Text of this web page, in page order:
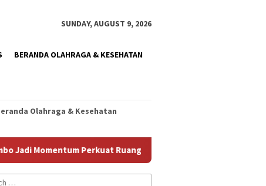
SUNDAY, AUGUST 9, 2026
BERANDA OLAHRAGA & KESEHATAN
Olahraga & Kesehatan
Perkuat Ruang Aman bagi Anak